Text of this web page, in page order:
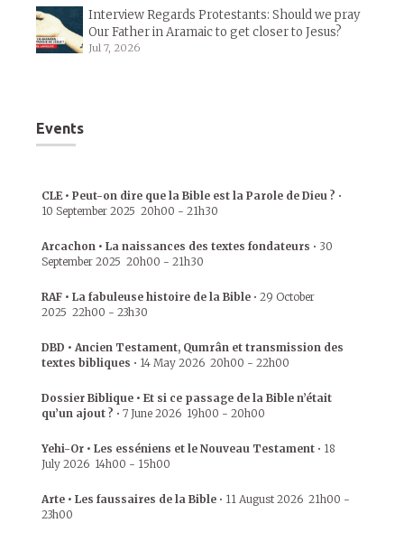
Interview Regards Protestants: Should we pray
Our Father in Aramaic to get closer to Jesus?
Jul 7, 2026
Events
CLE • Peut-on dire que la Bible est la Parole de Dieu ? •
10 September 2025 20h00 - 21h30
Arcachon • La naissances des textes fondateurs • 30
September 2025 20h00 - 21h30
RAF • La fabuleuse histoire de la Bible • 29 October
2025 22h00 - 23h30
DBD • Ancien Testament, Qumrân et transmission des
textes bibliques • 14 May 2026 20h00 - 22h00
Dossier Biblique • Et si ce passage de la Bible n’était
qu’un ajout ? • 7 June 2026 19h00 - 20h00
Yehi-Or • Les esséniens et le Nouveau Testament • 18
July 2026 14h00 - 15h00
Arte • Les faussaires de la Bible • 11 August 2026 21h00 -
23h00